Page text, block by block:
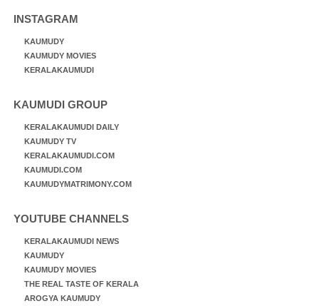
INSTAGRAM
KAUMUDY
KAUMUDY MOVIES
KERALAKAUMUDI
KAUMUDI GROUP
KERALAKAUMUDI DAILY
KAUMUDY TV
KERALAKAUMUDI.COM
KAUMUDI.COM
KAUMUDYMATRIMONY.COM
YOUTUBE CHANNELS
KERALAKAUMUDI NEWS
KAUMUDY
KAUMUDY MOVIES
THE REAL TASTE OF KERALA
AROGYA KAUMUDY